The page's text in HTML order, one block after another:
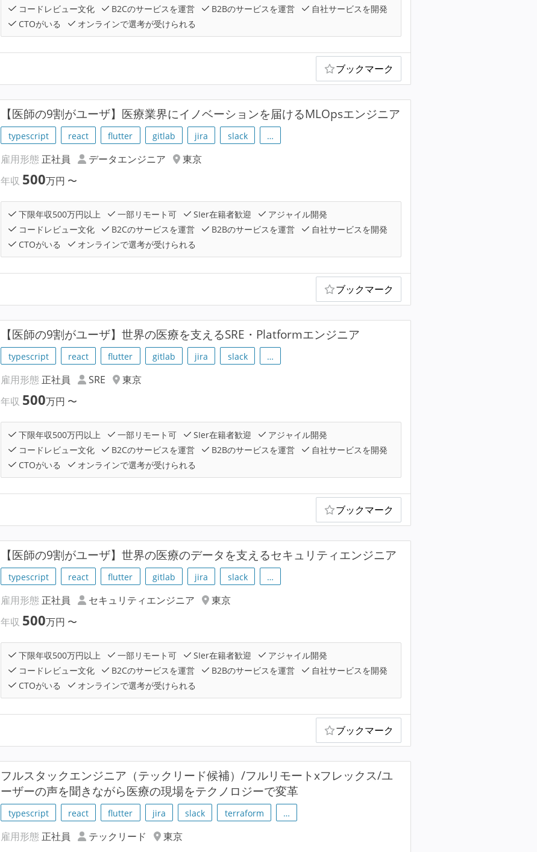
コードレビュー文化
B2Cのサービスを運営 B2Bのサービスを運営
自社サービスを開発
CTOがいる
オンラインで選考が受けられる
ブックマーク
【医師の9割がユーザ】医療業界にイノベーションを届けるMLOpsエンジニア
typescript react flutter gitlab jira slack …
雇用形態 正社員 データエンジニア
東京
年収 500万円 〜
下限年収500万円以上 一部リモート可 SIer在籍者歓迎
アジャイル開発
コードレビュー文化
B2Cのサービスを運営 B2Bのサービスを運営
自社サービスを開発
CTOがいる
オンラインで選考が受けられる
ブックマーク
【医師の9割がユーザ】世界の医療を支えるSRE・Platformエンジニア
typescript react flutter gitlab jira slack …
雇用形態 正社員 SRE
東京
年収 500万円 〜
下限年収500万円以上 一部リモート可 SIer在籍者歓迎
アジャイル開発
コードレビュー文化
B2Cのサービスを運営 B2Bのサービスを運営
自社サービスを開発
CTOがいる
オンラインで選考が受けられる
ブックマーク
【医師の9割がユーザ】世界の医療のデータを支えるセキュリティエンジニア
typescript react flutter gitlab jira slack …
雇用形態 正社員 セキュリティエンジニア
東京
年収 500万円 〜
下限年収500万円以上 一部リモート可 SIer在籍者歓迎
アジャイル開発
コードレビュー文化
B2Cのサービスを運営 B2Bのサービスを運営
自社サービスを開発
CTOがいる
オンラインで選考が受けられる
ブックマーク
フルスタックエンジニア（テックリード候補）/フルリモートxフレックス/ユ
ーザーの声を聞きながら医療の現場をテクノロジーで変革
typescript react flutter jira slack terraform …
雇用形態 正社員 テックリード
東京